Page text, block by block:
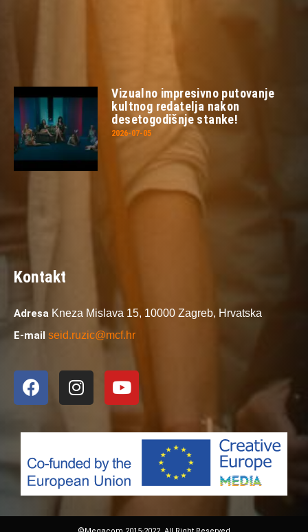
Vizualno impresivno putovanje
kultnog redatelja nakon
desetogodišnje stanke!
2026-07-05
Kontakt
Adresa Kneza Mislava 15, 10000 Zagreb, Hrvatska
E-mail seid.ruzic@mcf.hr